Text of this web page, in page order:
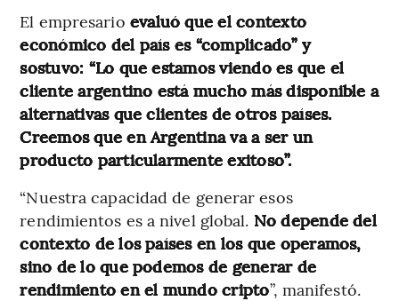
El empresario evaluó que el contexto
económico del país es “complicado” y
sostuvo: “Lo que estamos viendo es que el
cliente argentino está mucho más disponible a
alternativas que clientes de otros países.
Creemos que en Argentina va a ser un
producto particularmente exitoso”.
“Nuestra capacidad de generar esos
rendimientos es a nivel global. No depende del
contexto de los países en los que operamos,
sino de lo que podemos de generar de
rendimiento en el mundo cripto”, manifestó.